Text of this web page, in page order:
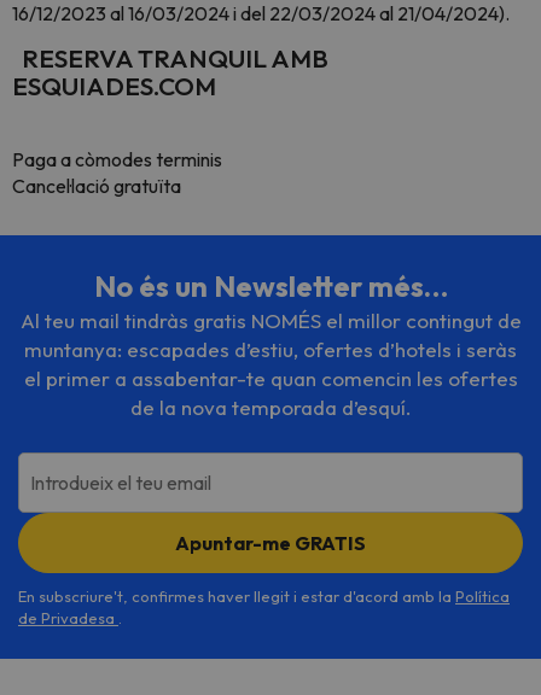
16/12/2023 al 16/03/2024 i del 22/03/2024 al 21/04/2024).
RESERVA TRANQUIL AMB
ESQUIADES.COM
Paga a còmodes terminis
Cancel·lació gratuïta
No és un Newsletter més…
Al teu mail tindràs gratis NOMÉS el millor contingut de
muntanya: escapades d’estiu, ofertes d’hotels i seràs
el primer a assabentar-te quan comencin les ofertes
de la nova temporada d’esquí.
Introdueix el teu email
Apuntar-me GRATIS
En subscriure't, confirmes haver llegit i estar d'acord amb la Política
de Privadesa